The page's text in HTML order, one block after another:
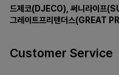
드제코(DJECO) 써니라이프
그레이트프리텐더스(GREAT
Customer Service